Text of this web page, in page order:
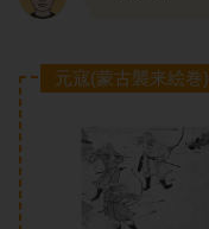
元寇(蒙古襲来絵巻)